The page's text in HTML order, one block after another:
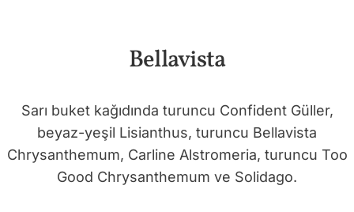
Bellavista
Sarı buket kağıdında turuncu Confident Güller,
beyaz-yeşil Lisianthus, turuncu Bellavista
Chrysanthemum, Carline Alstromeria, turuncu Too
Good Chrysanthemum ve Solidago.